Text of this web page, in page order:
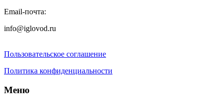
Email-почта:
info@iglovod.ru
Пользовательское соглашение
Политика конфиденциальности
Меню